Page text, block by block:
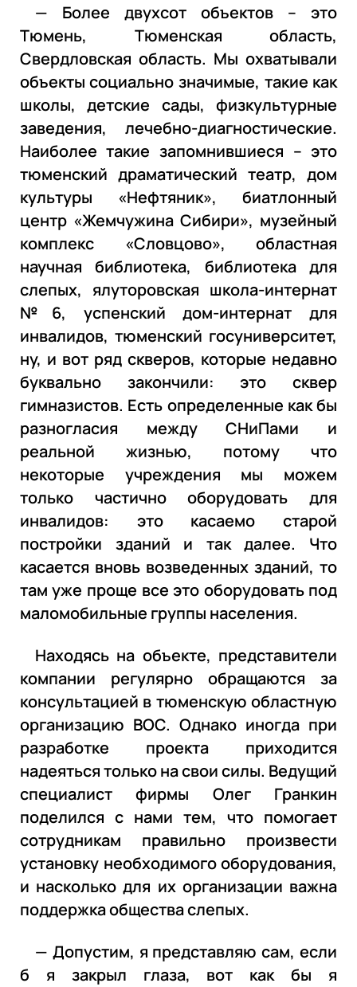
— Более двухсот объектов – это
Тюмень, Тюменская область,
Свердловская область. Мы охватывали
объекты социально значимые, такие как
школы, детские сады, физкультурные
заведения, лечебно-диагностические.
Наиболее такие запомнившиеся – это
тюменский драматический театр, дом
культуры «Нефтяник», биатлонный
центр «Жемчужина Сибири», музейный
комплекс «Словцово», областная
научная библиотека, библиотека для
слепых, ялуторовская школа-интернат
№6, успенский дом-интернат для
инвалидов, тюменский госуниверситет,
ну, и вот ряд скверов, которые недавно
буквально закончили: это сквер
гимназистов. Есть определенные как бы
разногласия между СНиПами и
реальной жизнью, потому что
некоторые учреждения мы можем
только частично оборудовать для
инвалидов: это касаемо старой
постройки зданий и так далее. Что
касается вновь возведенных зданий, то
там уже проще все это оборудовать под
маломобильные группы населения.
Находясь на объекте, представители
компании регулярно обращаются за
консультацией в тюменскую областную
организацию ВОС. Однако иногда при
разработке проекта приходится
надеяться только на свои силы. Ведущий
специалист фирмы Олег Гранкин
поделился с нами тем, что помогает
сотрудникам правильно произвести
установку необходимого оборудования,
и насколько для их организации важна
поддержка общества слепых.
— Допустим, я представляю сам, если
б я закрыл глаза, вот как бы я